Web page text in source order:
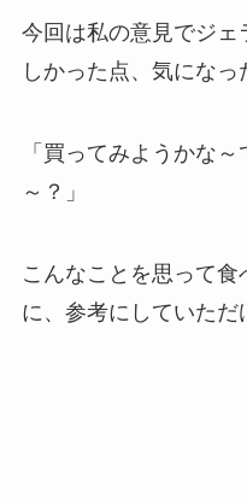
今回は私の意見でジ
しかった点、気になっ
「買ってみようかな
～？」
こんなことを思って食
に、参考にしていただ